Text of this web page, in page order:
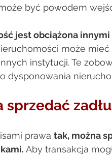
być powodem
jest obciążona innymi
może
instytucji. Te
dysponowania
sprzedać
prawa tak, można
Aby transakcja